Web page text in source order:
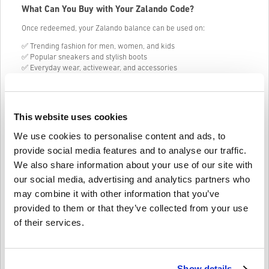
This website uses cookies
We use cookies to personalise content and ads, to
provide social media features and to analyse our traffic.
We also share information about your use of our site with
our social media, advertising and analytics partners who
may combine it with other information that you’ve
provided to them or that they’ve collected from your use
of their services.
What Can You Buy with Your Zalando Code?
Once redeemed, your Zalando balance can be used on:
✅ Trending fashion for men, women, and kids
✅ Popular sneakers and stylish boots
✅ Everyday wear, activewear, and accessories
Perfect for Every Occasion
Need a last-minute gift? Or just feel like treating yourself? Zalando
Gift Card 500 DKK (Denmark) makes it simple to give the gift of
Cum funcționează pe Livecards.net